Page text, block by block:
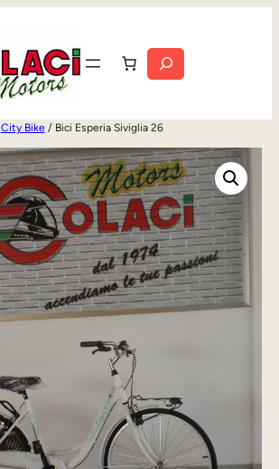
Cerca
City Bike/ Bici Esperia Siviglia 26